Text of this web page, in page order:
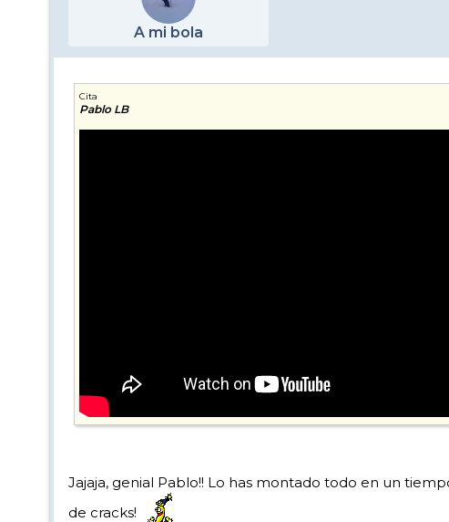
A mi bola
Cita
Pablo LB
Jajaja, genial Pablo!! Lo has montado todo en un
de cracks!